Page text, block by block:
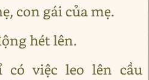
con gái của mẹ.
hét lên.
việc leo lên cầu